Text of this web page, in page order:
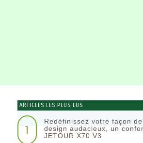
ARTICLES LES PLUS LUS
1
Redéfinissez votre façon
design audacieux, un
JETOUR X70 V3